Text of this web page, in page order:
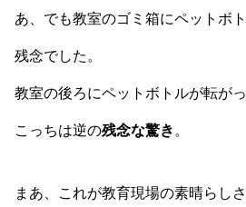
あ、でも教室のゴミ箱にペットボ
残念でした。
教室の後ろにペットボトルが転が
こっちは逆の残念な驚き 。
まあ、これが教育現場の素晴らし